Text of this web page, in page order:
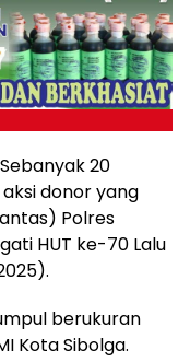
Sebanyak 20
donor yang
Polres
HUT ke-70 Lalu
berukuran
Kota Sibolga.